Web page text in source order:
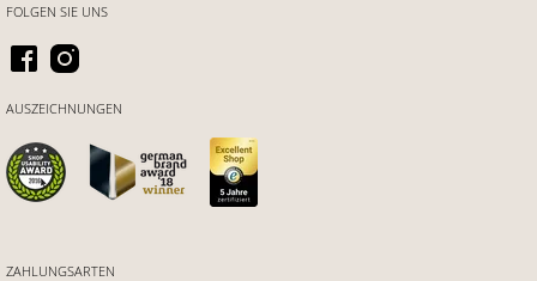
ZAHLUNGSARTEN
FOLGEN SIE UNS
AUSZEICHNUNGEN